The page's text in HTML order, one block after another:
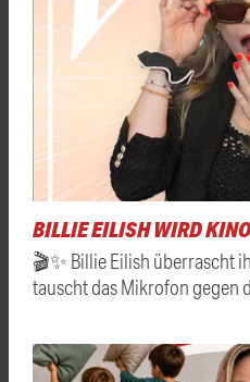
BILLIE EILISH WIRD
🎬✨ Billie Eilish überrascht
tauscht das Mikrofon gegen